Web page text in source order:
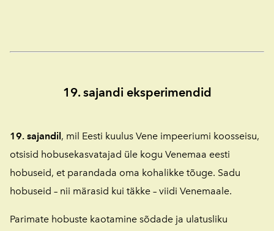
19. sajandi eksperimendid
19. sajandil, mil Eesti kuulus Vene impeeriumi koosseisu,
otsisid hobusekasvatajad üle kogu Venemaa eesti
hobuseid, et parandada oma kohalikke tõuge. Sadu
hobuseid – nii märasid kui täkke – viidi Venemaale.
Parimate hobuste kaotamine sõdade ja ulatusliku